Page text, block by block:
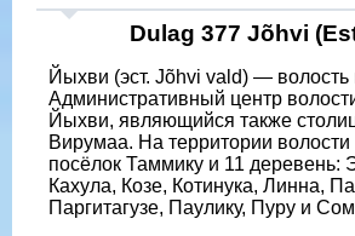
Dulag 377 Jõhvi
Йыхви (эст. Jõhvi vald) — волость
Административный центр
Йыхви, являющийся также
Вирумаа. На территории волости
посёлок Таммику и 11 деревень:
Кахула, Козе, Котинука, Линна,
Паргитагузе, Паулику, Пуру и